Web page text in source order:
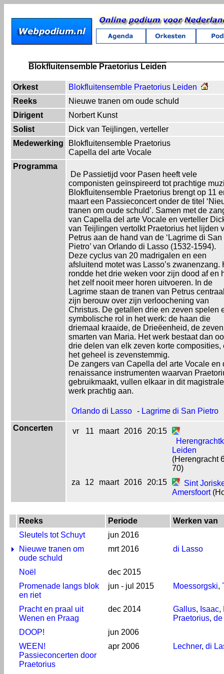
Blokfluitensemble Praetorius Leiden
Orkest
Blokfluitensemble Praetorius Leiden
Reeks
Nieuwe tranen om oude schuld
Dirigent
Norbert Kunst
Solist
Dick van Teijlingen, verteller
Medewerking
Blokfluitensemble Praetorius
Capella del arte Vocale
Programma
De Passietijd voor Pasen heeft vele
componisten geïnspireerd tot prachtige
Blokfluitensemble Praetorius brengt op 11
maart een Passieconcert onder de titel
tranen om oude schuld’. Samen met de
van Capella del arte Vocale en verteller
van Teijlingen vertolkt Praetorius het lijden
Petrus aan de hand van de ‘Lagrime di San
Pietro’ van Orlando di Lasso (1532-1594).
Deze cyclus van 20 madrigalen en een
afsluitend motet was Lasso’s zwanenzang.
rondde het drie weken voor zijn dood af en
het zelf nooit meer horen uitvoeren. In de
Lagrime staan de tranen van Petrus
zijn berouw over zijn verloochening van
Christus. De getallen drie en zeven spelen
symbolische rol in het werk: de haan die
driemaal kraaide, de Drieëenheid, de zeven
smarten van Maria. Het werk bestaat dan
drie delen van elk zeven korte composities,
het geheel is zevenstemmig.
De zangers van Capella del arte Vocale en
renaissance instrumenten waarvan
gebruikmaakt, vullen elkaar in dit magistrale
werk prachtig aan.
Orlando di Lasso - Lagrime di San Pietro
Concerten
vr 11 maart 2016
20:15
Leiden
(Herengracht
70)
za
12 maart 2016 20:15
Sint
Amersfoort
Reeks Periode
Werken van
Sleutels tot Schuyt
jun 2016
Nieuwe tranen om
oude schuld
mrt 2016 di Lasso
Noël
dec 2015
Promenade langs blok
en riet
jun - jul 2015 Moessorgski,
Pracht en praal uit
Wenen en Praag
dec 2014 Gallus, Isaac,
Praetorius, de
DOOP!
jun 2006
WEEN!
Passieconcerten door
Praetorius
apr 2006 Lechner, di